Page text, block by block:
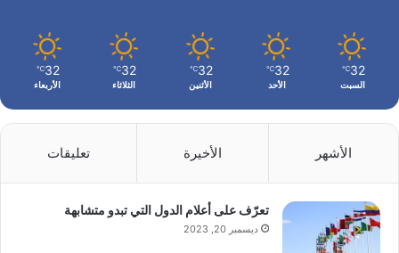
32
℃
السبت
32
℃
الأحد
32
℃
الأثنين
32
℃
الثلاثاء
32
℃
الأربعاء
الأشهر الأخيرة تعليقات
تعرّف على أعلام الدول التي تبدو متشابهة
ديسمبر 20, 2023